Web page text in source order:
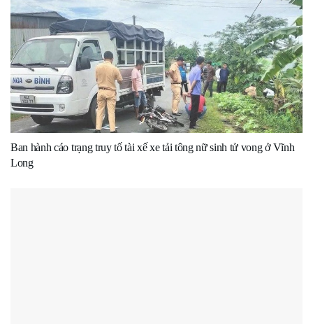
Ban hành cáo trạng truy tố tài xế xe tải tông nữ sinh tử vong ở Vĩnh
Long